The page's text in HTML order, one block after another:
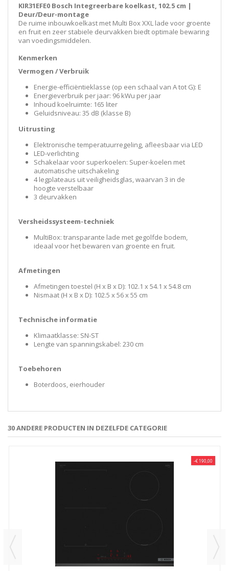
KIR31EFE0 Bosch Integreerbare koelkast, 102.5 cm |
Deur/Deur-montage
De ruime inbouwkoelkast met Multi Box XXL lade voor groente
en fruit en zeer stabiele deurvakken biedt optimale bewaring
van voedingsmiddelen.
Kenmerken
Vermogen / Verbruik
Energie-efficiëntieklasse (op een schaal van A tot G): E
Energieverbruik per jaar: 96 kWu per jaar
Inhoud koelruimte: 165 liter
Geluidsniveau: 35 dB (klasse B)
Uitrusting
Elektronische temperatuurregeling, afleesbaar via LED
LED-verlichting
Schakelaar voor superkoelen: Super-koelen met
automatische uitschakeling
4 legplateaus uit veiligheidsglas, waarvan 3 in de
hoogte verstelbaar
3 deurvakken
Versheidssysteem-techniek
MultiBox: transparante lade met gegolfde bodem,
ideaal voor het bewaren van groente en fruit.
Afmetingen
Afmetingen toestel (H x B x D): 102.1 x 54.1 x 54.8 cm
Nismaat (H x B x D): 102.5 x 56 x 55 cm
Technische informatie
Klimaatklasse: SN-ST
Lengte van spanningskabel: 230 cm
Toebehoren
Boterdoos, eierhouder
30 ANDERE PRODUCTEN IN DEZELFDE CATEGORIE
-€ 190,00